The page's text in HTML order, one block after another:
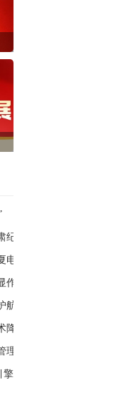
护航新征程
力“满格”
为
促发展
损显成效
理
擎